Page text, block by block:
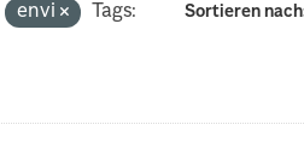
Sortieren nach
envi
Tags: